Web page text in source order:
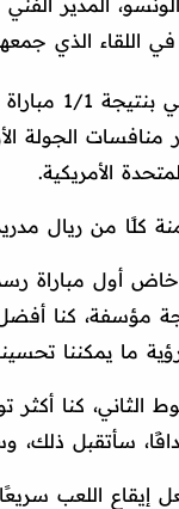
المدير الفني
اللقاء الذي
وحسم
الأمريكية.
كلًا من ريال
أول مباراة
مؤسفة، كنا أفضل
ما يمكننا
الثاني، كنا أكثر
سأتقبل ذلك،
إيقاع اللعب